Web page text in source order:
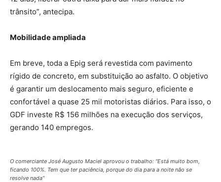
trânsito”, antecipa.
Mobilidade ampliada
Em breve, toda a Epig será revestida com pavimento
rígido de concreto, em substituição ao asfalto. O objetivo
é garantir um deslocamento mais seguro, eficiente e
confortável a quase 25 mil motoristas diários. Para isso, o
GDF investe R$ 156 milhões na execução dos serviços,
gerando 140 empregos.
O comerciante José Augusto Maciel aprovou o trabalho: “Está muito bom,
ficando 100%. Tem que ter paciência, porque do dia para a noite não se
resolve nada”